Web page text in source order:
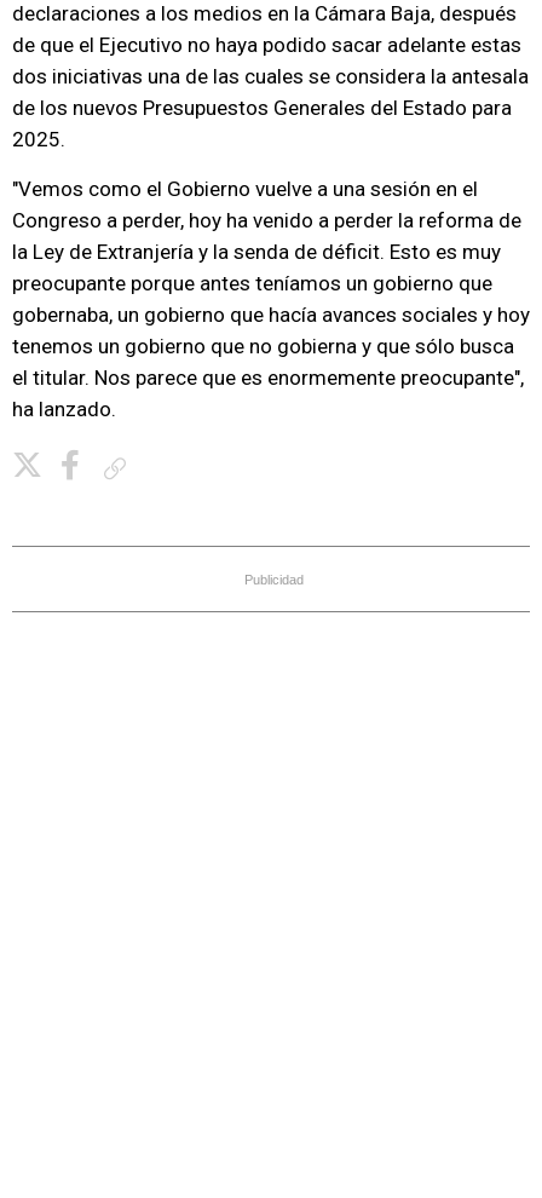
declaraciones a los medios en la Cámara Baja, después
de que el Ejecutivo no haya podido sacar adelante estas
dos iniciativas una de las cuales se considera la antesala
de los nuevos Presupuestos Generales del Estado para
2025.
"Vemos como el Gobierno vuelve a una sesión en el
Congreso a perder, hoy ha venido a perder la reforma de
la Ley de Extranjería y la senda de déficit. Esto es muy
preocupante porque antes teníamos un gobierno que
gobernaba, un gobierno que hacía avances sociales y hoy
tenemos un gobierno que no gobierna y que sólo busca
el titular. Nos parece que es enormemente preocupante",
ha lanzado.
Publicidad